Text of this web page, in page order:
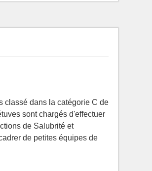
classé dans la catégorie C de
sont chargés d'effectuer
de Salubrité et
de petites équipes de